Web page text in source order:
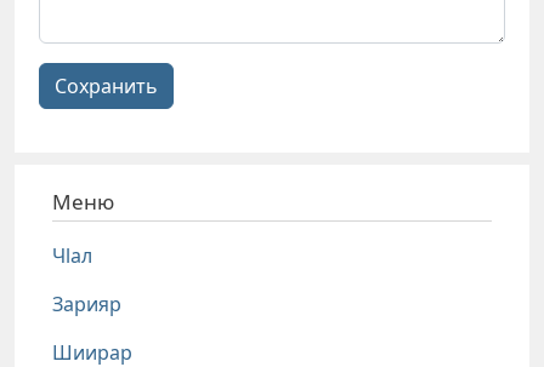
Сохранить
Меню
Чlал
Зарияр
Шиирар